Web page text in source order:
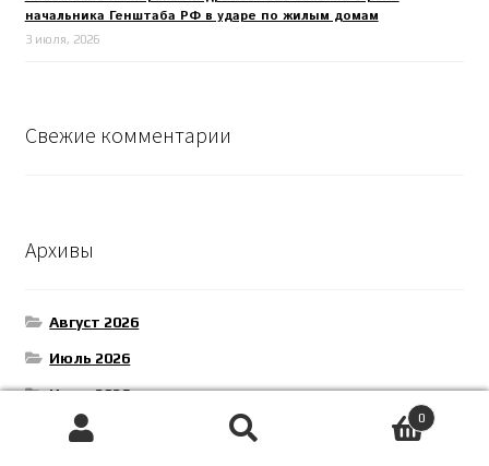
начальника Генштаба РФ в ударе по жилым домам
3 июля, 2026
Свежие комментарии
Архивы
Август 2026
Июль 2026
Июнь 2026
Май 2026
0